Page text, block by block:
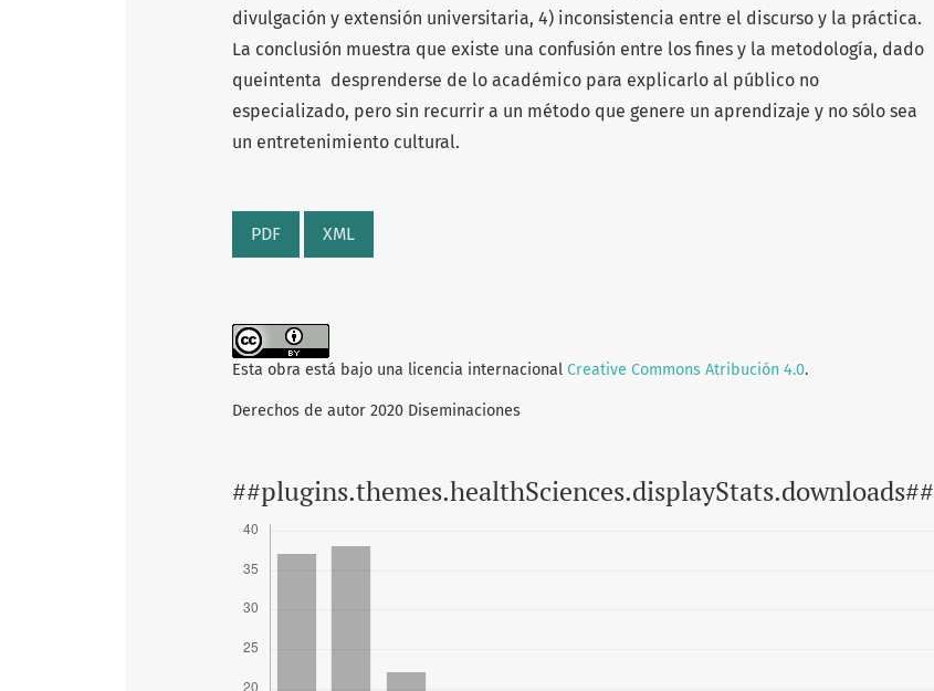
divulgación y extensión universitaria, 4) inconsistencia entre el discurso y la práctica.
La conclusión muestra que existe una confusión entre los fines y la metodología, dado
queintenta desprenderse de lo académico para explicarlo al público no
especializado, pero sin recurrir a un método que genere un aprendizaje y no sólo sea
un entretenimiento cultural.
PDF XML
Esta obra está bajo una licencia internacional Creative Commons Atribución 4.0.
Derechos de autor 2020 Diseminaciones
##plugins.themes.healthSciences.displayStats.downloads##